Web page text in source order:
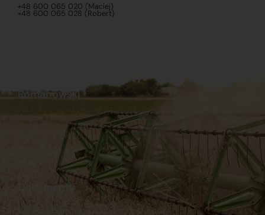
+48 600 065 020 (Maciej)
+48 600 065 028 (Robert)
Dokumenty
Regulamin Dostawy
Romanowski
Sklep internetowy
Praca
Ubezpieczenia